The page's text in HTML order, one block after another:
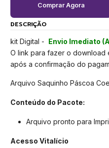
Comprar Agora
DESCRIÇÃO
kit Digital - Envio Imediato
O link para fazer o
após a confirmação do
Arquivo Saquinho Páscoa
Conteúdo do Pacote:
Arquivo pronto para
Acesso Vitalício